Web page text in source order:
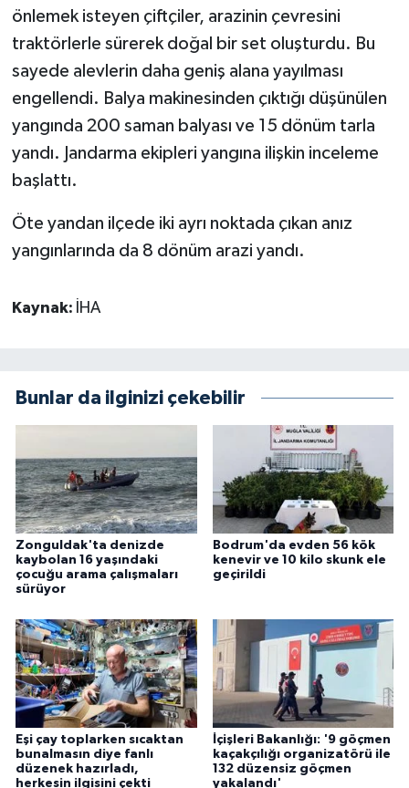
önlemek isteyen çiftçiler, arazinin çevresini
traktörlerle sürerek doğal bir set oluşturdu. Bu
sayede alevlerin daha geniş alana yayılması
engellendi. Balya makinesinden çıktığı düşünülen
yangında 200 saman balyası ve 15 dönüm tarla
yandı. Jandarma ekipleri yangına ilişkin inceleme
başlattı.
Öte yandan ilçede iki ayrı noktada çıkan anız
yangınlarında da 8 dönüm arazi yandı.
Kaynak: İHA
Bunlar da ilginizi çekebilir
Zonguldak'ta denizde
kaybolan 16 yaşındaki
çocuğu arama çalışmaları
sürüyor
Bodrum'da evden 56 kök
kenevir ve 10 kilo skunk ele
geçirildi
Eşi çay toplarken sıcaktan
bunalmasın diye fanlı
düzenek hazırladı,
herkesin ilgisini çekti
İçişleri Bakanlığı: '9 göçmen
kaçakçılığı organizatörü ile
132 düzensiz göçmen
yakalandı'